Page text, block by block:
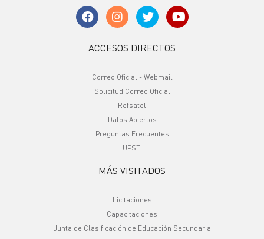
ACCESOS DIRECTOS
Correo Oficial - Webmail
Solicitud Correo Oficial
Refsatel
Datos Abiertos
Preguntas Frecuentes
UPSTI
MÁS VISITADOS
Licitaciones
Capacitaciones
Junta de Clasificación de Educación Secundaria